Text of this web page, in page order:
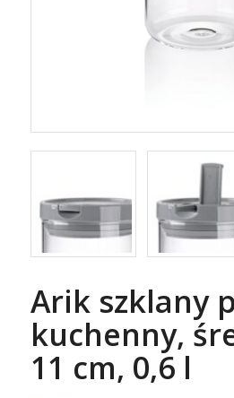
Arik szklany
kuchenny,
11 cm, 0,6 l